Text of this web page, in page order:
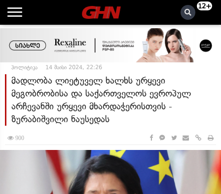
12+
პოლიტიკა 14 მაისი 2024, 22:26
მადლობა ლიეტუველ ხალხს ურყევი
მეგობრობისა და საქართველოს ევროპულ
არჩევანში ურყევი მხარდაჭერისთვის -
ზურაბიშვილი ნაუსედას
900